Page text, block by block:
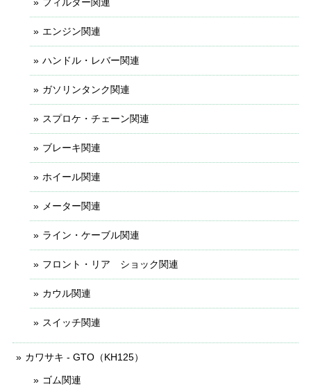
フィルター関連
エンジン関連
ハンドル・レバー関連
ガソリンタンク関連
スプロケ・チェーン関連
ブレーキ関連
ホイール関連
メーター関連
ライン・ケーブル関連
フロント・リア ショック関連
カウル関連
スイッチ関連
カワサキ - GTO（KH125）
ゴム関連